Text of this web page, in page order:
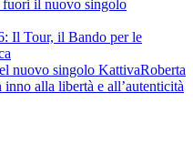
fuori il nuovo singolo
Il Tour, il Bando per le
Roberta
alla libertà e all’autenticità